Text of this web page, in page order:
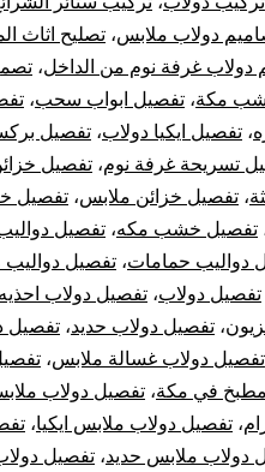
دولاب ملابس، تصليح اثاث
دولاب غرفة نوم من الداخل،
مكة، تفصيل ابواب سحب،
، تفصيل ايكيا دولاب، تفصيل
تسريحة غرفة نوم، تفصيل
، تفصيل خزائن ملابس، تفصيل
تفصيل خشب مكه، تفصيل
دواليب حمامات، تفصيل دواليب
تفصيل دولاب، تفصيل دولاب احذيه
، تفصيل دولاب حديد، تفصيل
تفصيل دولاب غسالة ملابس،
في مكة، تفصيل دولاب
، تفصيل دولاب ملابس ايكيا،
دولاب ملابس حديد، تفصيل